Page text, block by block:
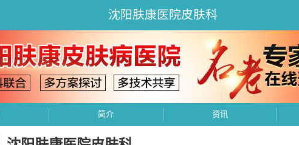
沈阳肤康医院皮肤科
简介 资讯